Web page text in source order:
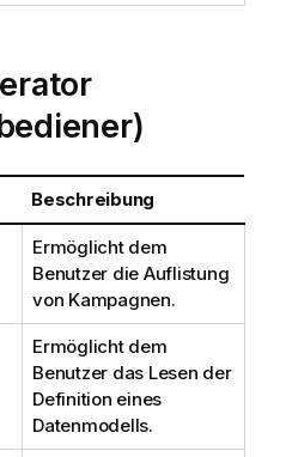
Beschreibung
Ermöglicht dem
Benutzer die Auflistung
von Kampagnen.
Ermöglicht dem
Benutzer das Lesen der
Definition eines
Datenmodells.